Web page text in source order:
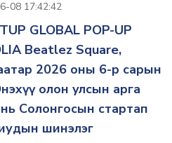
08 17:42:42
GLOBAL POP-UP
Beatlez Square,
2026 оны 6-р сарын
олон улсын арга
Солонгосын стартап
шинэлэг